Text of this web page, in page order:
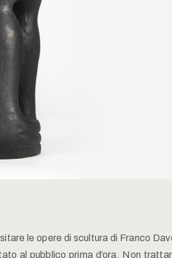
le opere di scultura di Franco
al pubblico prima d’ora. Non